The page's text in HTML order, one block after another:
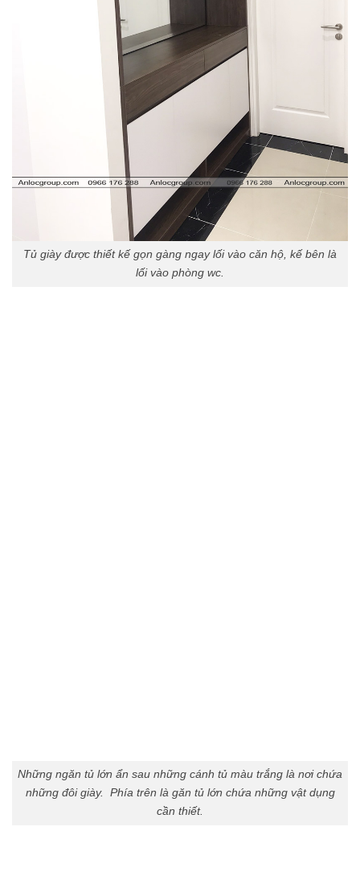
Tủ giày được thiết kế gọn gàng ngay lối vào căn hộ, kế bên là
lối vào phòng wc.
Những ngăn tủ lớn ẩn sau những cánh tủ màu trắng là nơi chứa
những đôi giày. Phía trên là găn tủ lớn chứa những vật dụng
cần thiết.